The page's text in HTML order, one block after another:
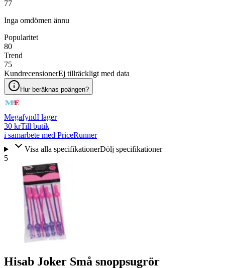
77
Inga omdömen ännu
Popularitet
80
Trend
75
KundrecensionerEj tillräckligt med data
Hur beräknas poängen?
MegafyndI lager
30 krTill butik
i samarbete med PriceRunner
Visa alla specifikationerDölj specifikationer
5
Hisab Joker Små snoppsugrör